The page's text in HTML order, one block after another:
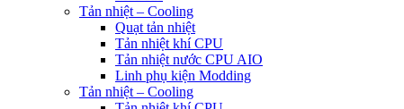
Tản nhiệt – Cooling
Quạt tản nhiệt
Tản nhiệt khí CPU
Tản nhiệt nước CPU AIO
Linh phụ kiện Modding
Tản nhiệt – Cooling